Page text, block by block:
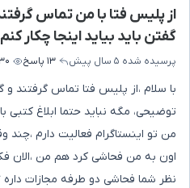
از پلیس فتا با من تماس
گفتن باید بیاید اینجا چکار
پرسیده شده ۵ سال پیش ۱۳ پاسخ
با سلام ،از پلیس فتا تماس گرفتند و
توضیحی، مگه نباید حتما ابلاغ کتبی
من تو اینستاگرام فعالیت دارم
اون به من فحاشی کرد هم من ،الان
نظر شما فحاشی دو طرفه مجازات داره